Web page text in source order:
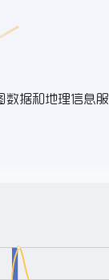
数据和地理信息